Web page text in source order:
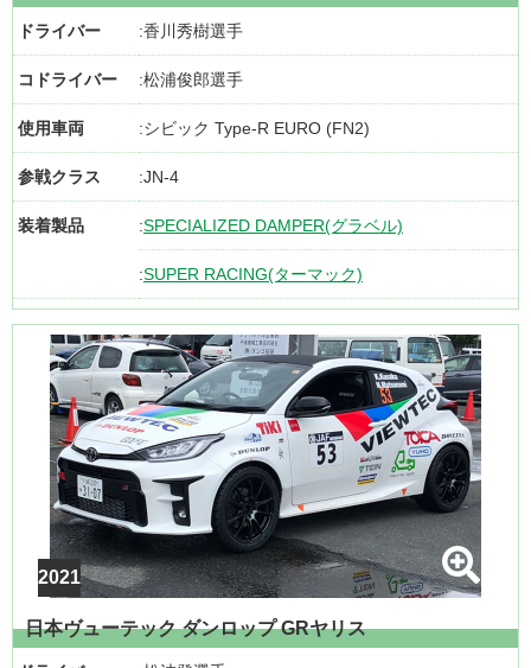
ドライバー 香川秀樹選手
コドライバー 松浦俊郎選手
使用車両 シビック Type-R EURO (FN2)
参戦クラス JN-4
装着製品 SPECIALIZED DAMPER(グラベル)
SUPER RACING(ターマック)
日本ヴューテック ダンロップ GRヤリス